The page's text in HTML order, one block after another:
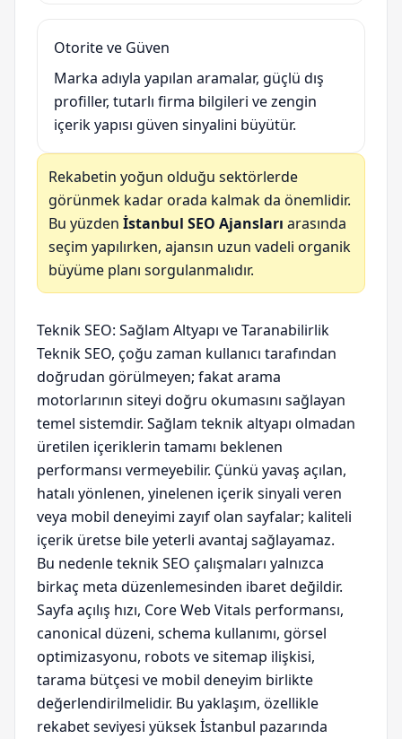
Otorite ve Güven
Marka adıyla yapılan aramalar, güçlü dış
profiller, tutarlı firma bilgileri ve zengin
içerik yapısı güven sinyalini büyütür.
Rekabetin yoğun olduğu sektörlerde
görünmek kadar orada kalmak da önemlidir.
Bu yüzden İstanbul SEO Ajansları arasında
seçim yapılırken, ajansın uzun vadeli organik
büyüme planı sorgulanmalıdır.
Teknik SEO: Sağlam Altyapı ve Taranabilirlik
Teknik SEO, çoğu zaman kullanıcı tarafından
doğrudan görülmeyen; fakat arama
motorlarının siteyi doğru okumasını sağlayan
temel sistemdir. Sağlam teknik altyapı olmadan
üretilen içeriklerin tamamı beklenen
performansı vermeyebilir. Çünkü yavaş açılan,
hatalı yönlenen, yinelenen içerik sinyali veren
veya mobil deneyimi zayıf olan sayfalar; kaliteli
içerik üretse bile yeterli avantaj sağlayamaz.
Bu nedenle teknik SEO çalışmaları yalnızca
birkaç meta düzenlemesinden ibaret değildir.
Sayfa açılış hızı, Core Web Vitals performansı,
canonical düzeni, schema kullanımı, görsel
optimizasyonu, robots ve sitemap ilişkisi,
tarama bütçesi ve mobil deneyim birlikte
değerlendirilmelidir. Bu yaklaşım, özellikle
rekabet seviyesi yüksek İstanbul pazarında